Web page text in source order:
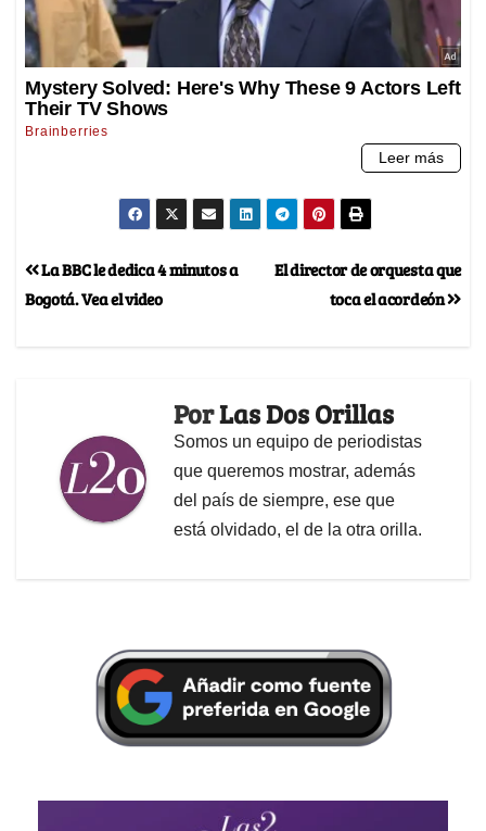
El director de orquesta que
toca el acordeón
La BBC le dedica 4 minutos a
Bogotá. Vea el video
PorLas Dos Orillas
Somos un equipo de periodistas
que queremos mostrar, además
del país de siempre, ese que
está olvidado, el de la otra orilla.